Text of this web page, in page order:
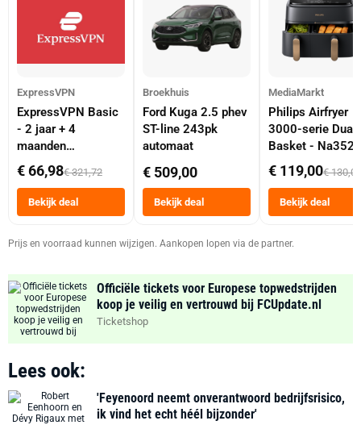
ExpressVPN
ExpressVPN Basic
- 2 jaar + 4
maanden
abonnement
€ 66,98€ 321,72
Bekijk deal
Broekhuis
Ford Kuga 2.5 phev
ST-line 243pk
automaat
€ 509,00
Bekijk deal
MediaMarkt
Philips Airfryer
3000-serie Dual
Basket -
Dubbele Mand 9
Tot 6 Personen
Heteluchtfriteuse
Zwart
€ 119,00€ 130,00
Bekijk deal
Prijs en voorraad kunnen wijzigen. Aankopen lopen via de partner.
Officiële tickets voor Europese topwedstrijden
koop je veilig en vertrouwd bij FCUpdate.nl
Ticketshop
Lees ook:
'Feyenoord neemt onverantwoord bedrijfsrisico,
ik vind het echt héél bijzonder'